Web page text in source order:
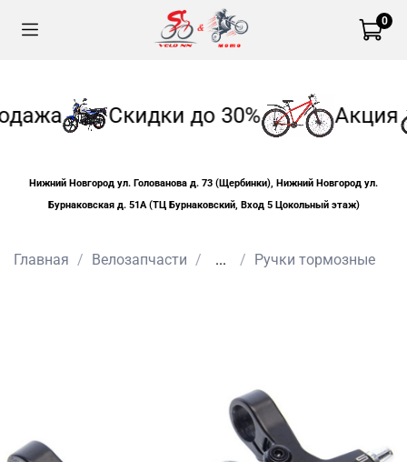
0
Скидки до 30% Акция
Нижний Новгород ул. Голованова д. 73 (Щербинки), Нижний Новгород ул.
Бурнаковская д. 51А (ТЦ Бурнаковский, Вход 5 Цокольный этаж)
Главная Велозапчасти ... Ручки тормозные